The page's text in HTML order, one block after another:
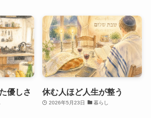
優しさ 休む人ほど人生が整う
2026年5月23日 暮らし